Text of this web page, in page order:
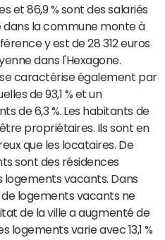
et 86,9 % sont des salariés
dans la commune monte à
y est de 28 312 euros
dans l'Hexagone.
caractérise également par
de 93,1 % et un
de 6,3 %. Les habitants de
propriétaires. Ils sont en
que les locataires. De
sont des résidences
logements vacants. Dans
de logements vacants ne
de la ville a augmenté de
logements varie avec 13,1 %